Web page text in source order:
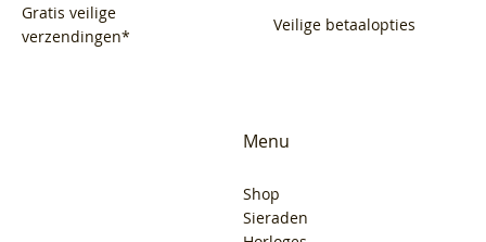
Gratis veilige
verzendingen*
Veilige betaalopties
Menu
Shop
Sieraden